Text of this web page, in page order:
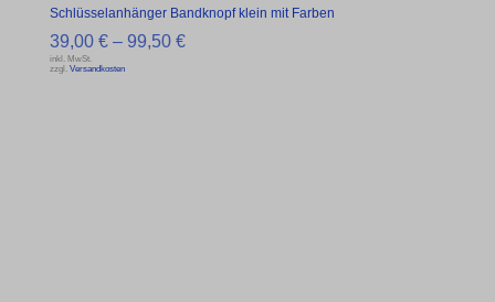
Schlüsselanhänger Bandknopf klein mit Farben
39,00 €– 99,50 €
inkl. MwSt.
zzgl. Versandkosten